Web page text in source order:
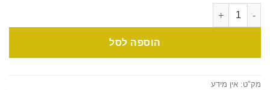
הוספה לסל
מק"ט: אין מידע